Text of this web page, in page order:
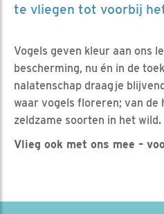
te vliegen tot voorbij
Vogels geven kleur aan ons
bescherming, nu én in de
nalatenschap draag je
waar vogels floreren; van de
zeldzame soorten in het wild.
Vlieg ook met ons mee –